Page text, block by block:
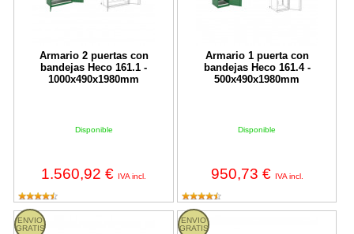
Armario 2 puertas con
bandejas Heco 161.1 -
1000x490x1980mm
Disponible
1.560,92 € IVA incl.
Armario 1 puerta con
bandejas Heco 161.4 -
500x490x1980mm
Disponible
950,73 € IVA incl.
ENVIO
GRATIS
Armario 2 puertas con bandejas Heco 161.2 - 1000x490x1000mm
ENVIO
GRATIS
Armario 2 puertas con bandejas